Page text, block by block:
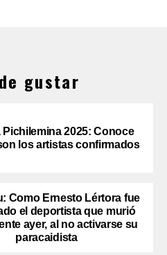
gustar
Pichilemina 2025: Conoce
los artistas confirmados
Como Ernesto Lértora fue
el deportista que murió
ayer, al no activarse su
paracaidista